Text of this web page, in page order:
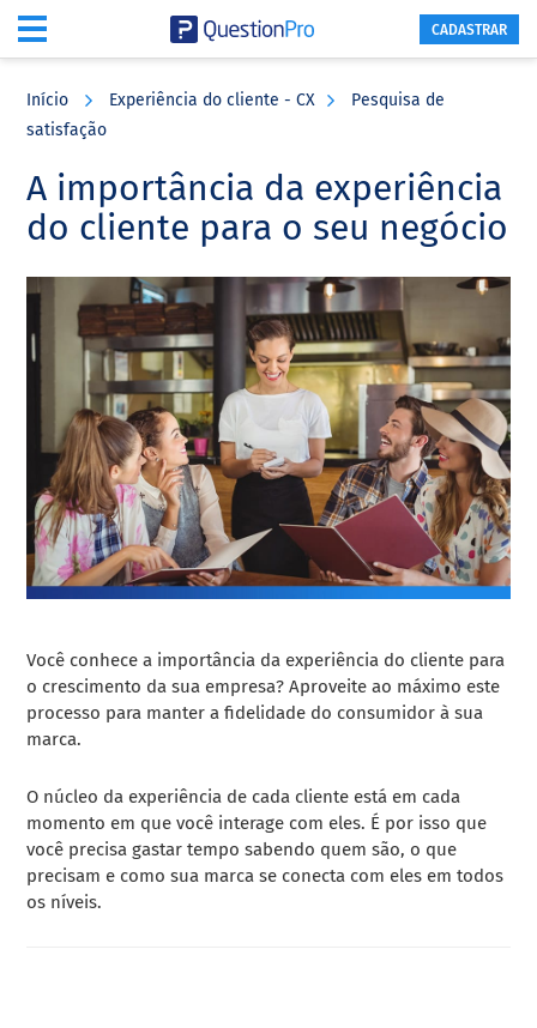
main
primary
footer
CADASTRAR
Início Experiência do cliente - CX
Pesquisa de
satisfação
A importância da experiência
do cliente para o seu negócio
Você conhece a importância da experiência do cliente para
o crescimento da sua empresa? Aproveite ao máximo este
processo para manter a fidelidade do consumidor à sua
marca.
O núcleo da experiência de cada cliente está em cada
momento em que você interage com eles. É por isso que
você precisa gastar tempo sabendo quem são, o que
precisam e como sua marca se conecta com eles em todos
os níveis.